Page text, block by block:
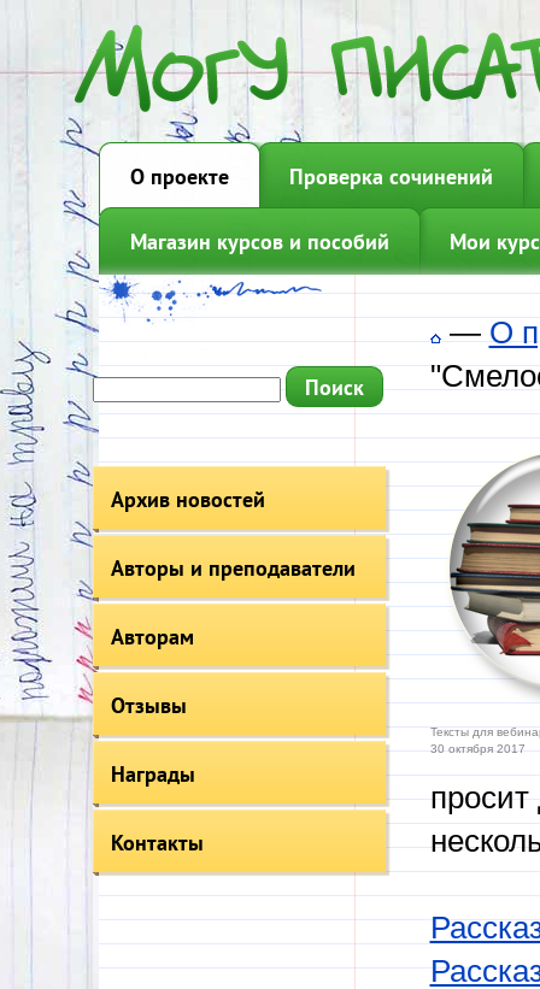
О проекте Проверка сочинений
Магазин курсов и пособий Мои
Архив новостей
Авторы и преподаватели
Авторам
Отзывы
Награды
Контакты
—О
Тексты для
30 октября 2017
просит